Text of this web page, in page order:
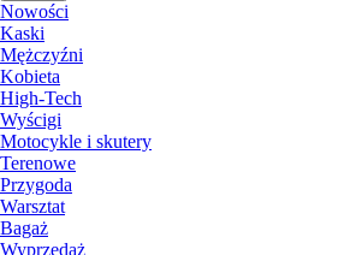
Nowości
Kaski
Mężczyźni
Kobieta
High-Tech
Wyścigi
Motocykle i skutery
Terenowe
Przygoda
Warsztat
Bagaż
Wyprzedaż